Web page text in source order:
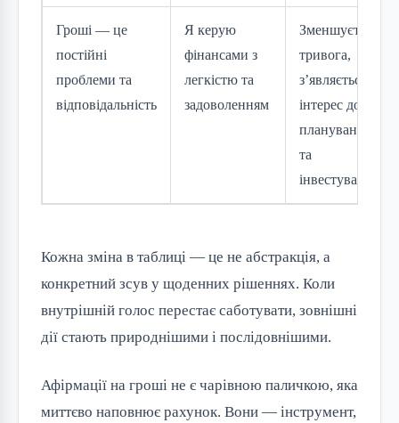
Гроші — це
постійні
проблеми та
відповідальність
Я керую
фінансами з
легкістю та
задоволенням
Зменшується
тривога,
з’являється
інтерес до
планування
та
інвестування
Кожна зміна в таблиці — це не абстракція, а
конкретний зсув у щоденних рішеннях. Коли
внутрішній голос перестає саботувати, зовнішні
дії стають природнішими і послідовнішими.
Афірмації на гроші не є чарівною паличкою, яка
миттєво наповнює рахунок. Вони — інструмент,